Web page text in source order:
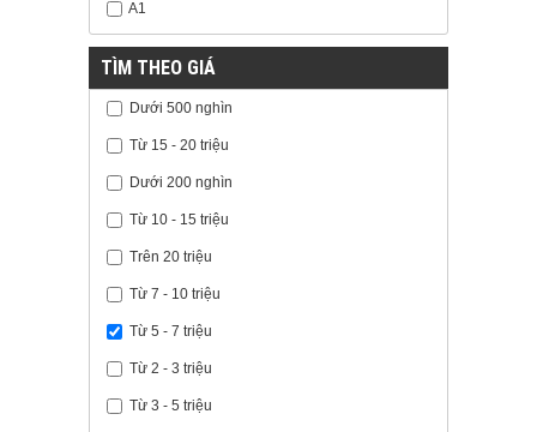
A1
TÌM THEO GIÁ
Dưới 500 nghìn
Từ 15 - 20 triệu
Dưới 200 nghìn
Từ 10 - 15 triệu
Trên 20 triệu
Từ 7 - 10 triệu
Từ 5 - 7 triệu
Từ 2 - 3 triệu
Từ 3 - 5 triệu